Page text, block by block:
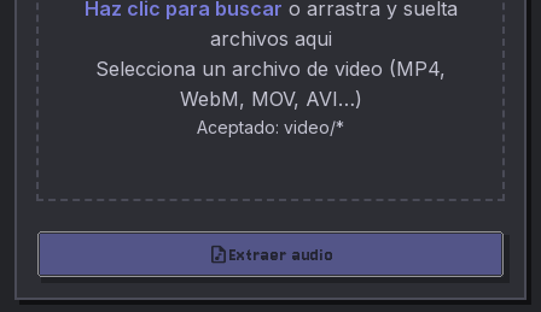
Haz clic para buscar o arrastra y suelta
archivos aqui
Selecciona un archivo de video (MP4,
WebM, MOV, AVI…)
Aceptado: video/*
audio_fileExtraer audio